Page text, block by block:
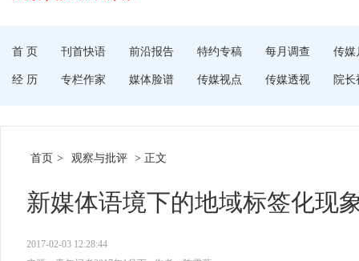
首 页 刊首快语 前沿报告 特约专稿 每月调查 传媒
经 历 专栏作家 媒体脸谱 传媒视点 传媒透视 院长
首页 > 观察与批评 > 正文
新媒体语境下的地域标签化现
2017-02-03 12:28:44